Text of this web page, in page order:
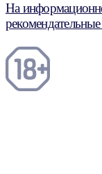
На